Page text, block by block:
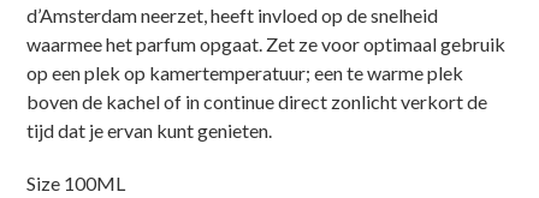
d’Amsterdam neerzet, heeft invloed op de snelheid
waarmee het parfum opgaat. Zet ze voor optimaal gebruik
op een plek op kamertemperatuur; een te warme plek
boven de kachel of in continue direct zonlicht verkort de
tijd dat je ervan kunt genieten.
Size 100ML